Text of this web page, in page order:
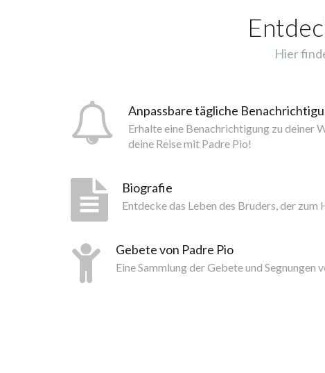
Hier
Anpassbare tägliche
Erhalte eine Benachrichtigung zu deiner
deine Reise mit Padre Pio!
Biografie
Entdecke das Leben des Bruders, der zum
Gebete von Padre Pio
Eine Sammlung der Gebete und Segnungen